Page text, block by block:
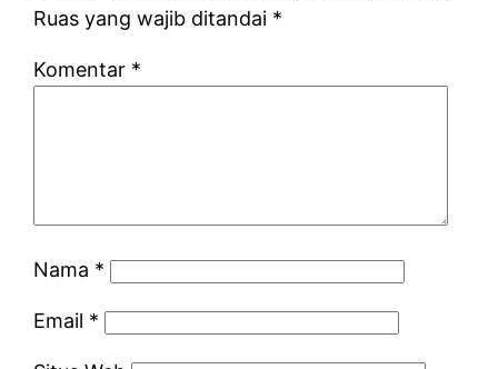
Ruas yang wajib ditandai *
Komentar *
Nama *
Email *